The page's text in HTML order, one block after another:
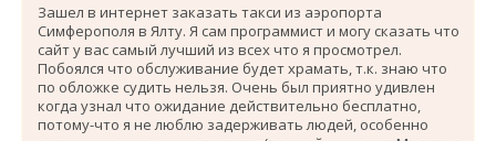
Зашел в интернет заказать такси из аэропорта
Симферополя в Ялту. Я сам программист и могу сказать что
сайт у вас самый лучший из всех что я просмотрел.
Побоялся что обслуживание будет храмать, т.к. знаю что
по обложке судить нельзя. Очень был приятно удивлен
когда узнал что ожидание действительно бесплатно,
потому-что я не люблю задерживать людей, особенно